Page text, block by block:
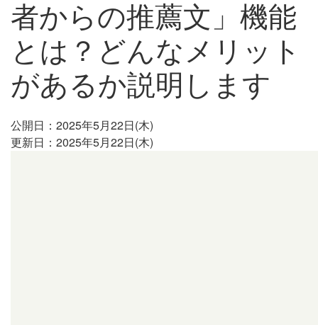
者からの推薦文」機能
とは？どんなメリット
があるか説明します
公開日：2025年5月22日(木)
更新日：2025年5月22日(木)